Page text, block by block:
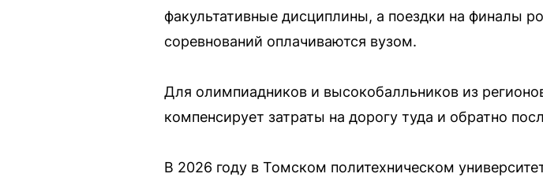
факультативные дисциплины, а поездки на финалы
соревнований оплачиваются вузом.
Для олимпиадников и высокобалльников из
компенсирует затраты на дорогу туда и обратно
В 2026 году в Томском политехническом